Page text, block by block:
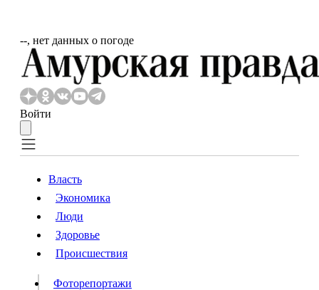
‐‐, нет данных о погоде
Войти
Власть
Происшествия
Видео
Власть
Экономика
Люди
Здоровье
Происшествия
Фоторепортажи